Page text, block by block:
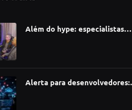
Além do hype: especialistas
Alerta para desenvolvedores: